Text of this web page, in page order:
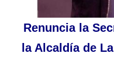
Renuncia la
la Alcaldía de